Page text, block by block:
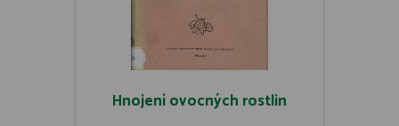
Hnojení ovocných rostlin